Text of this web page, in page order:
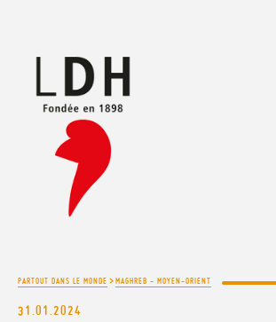
PARTOUT DANS LE MONDE >MAGHREB - MOYEN-ORIENT
31.01.2024